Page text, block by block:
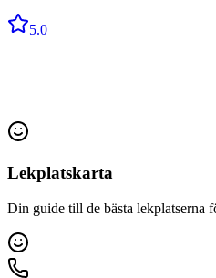
5.0
Lekplatskarta
Din guide till de bästa lekplatserna